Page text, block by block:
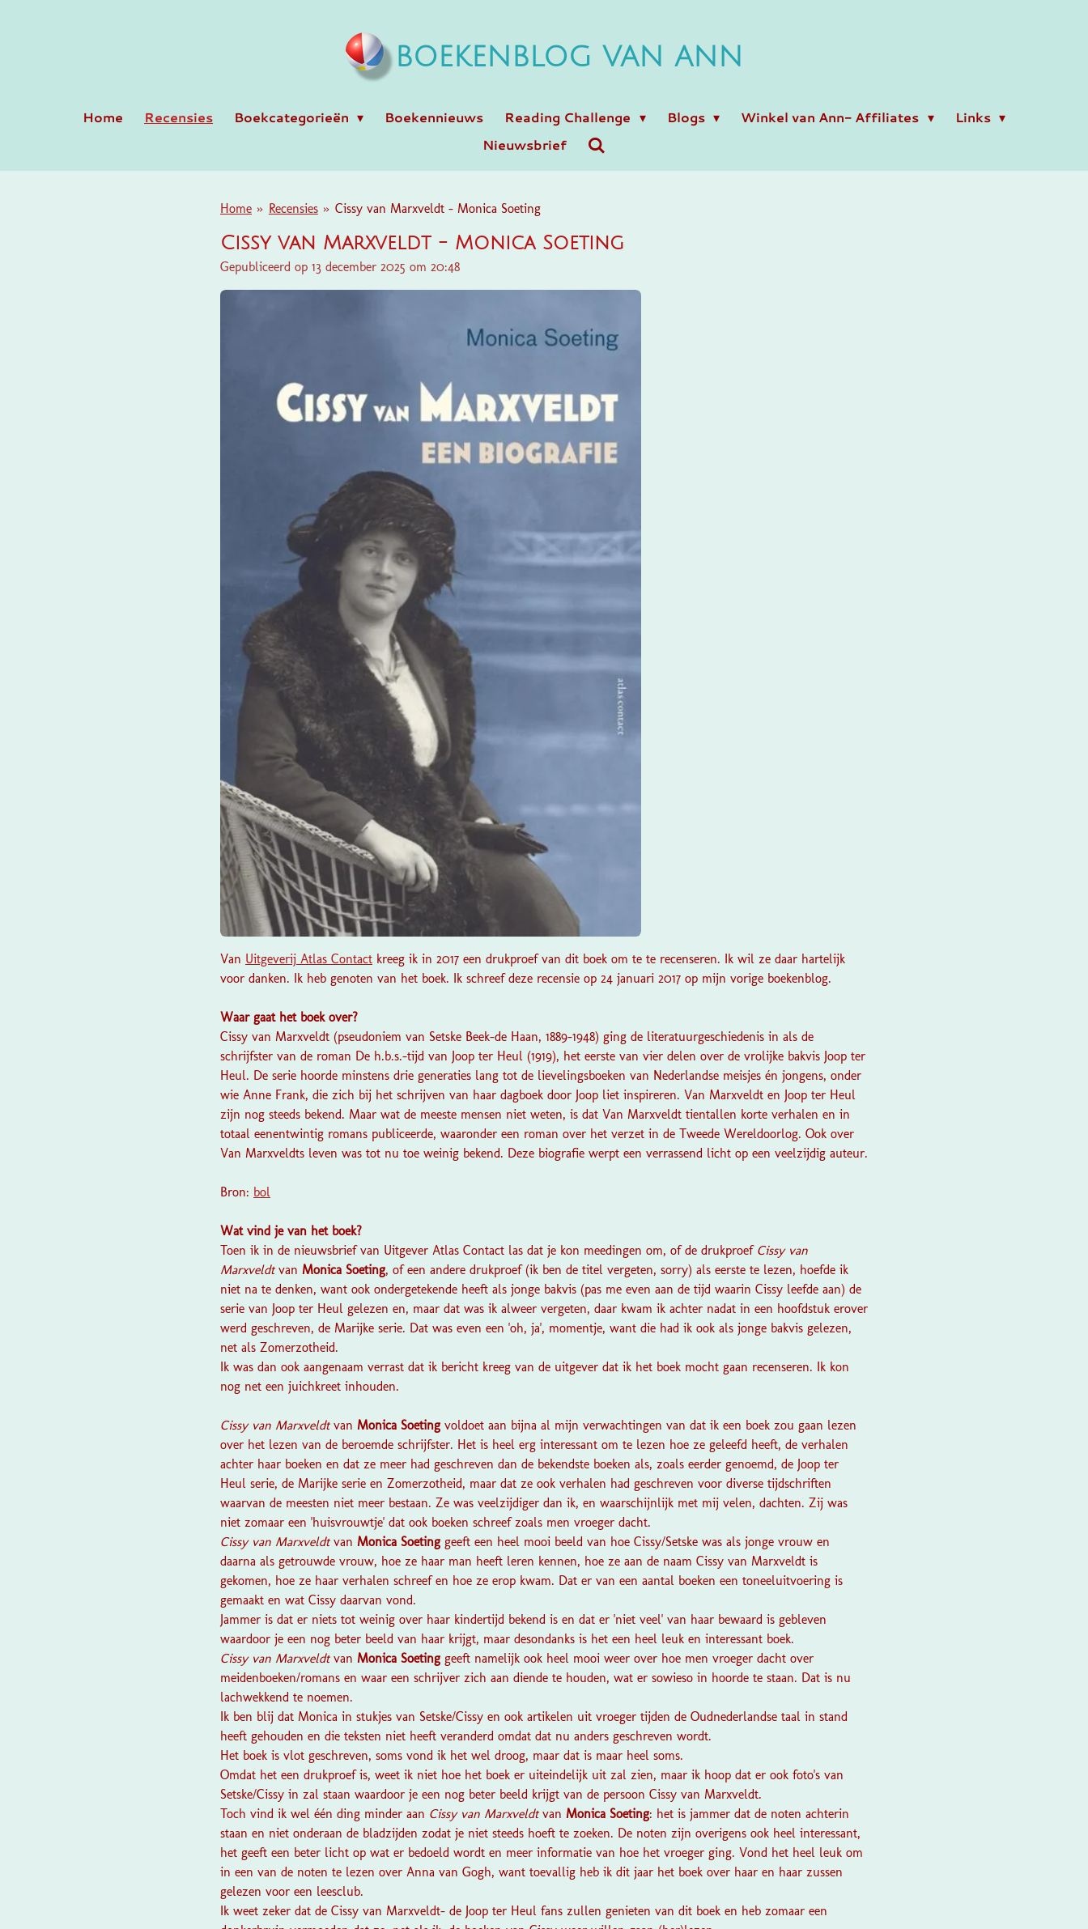
BOEKENBLOG VAN ANN
Home Recensies Boekcategorieën Boekennieuws Reading Challenge Blogs Winkel van Ann- Affiliates
Links
Nieuwsbrief
Home » Recensies » Cissy van Marxveldt - Monica Soeting
Cissy van Marxveldt - Monica Soeting
Gepubliceerd op 13 december 2025 om 20:48
Van Uitgeverij Atlas Contact kreeg ik in 2017 een drukproef van dit boek om te te recenseren. Ik wil ze daar hartelijk
voor danken. Ik heb genoten van het boek. Ik schreef deze recensie op 24 januari 2017 op mijn vorige boekenblog.
Waar gaat het boek over?
Cissy van Marxveldt (pseudoniem van Setske Beek-de Haan, 1889-1948) ging de literatuurgeschiedenis in als de
schrijfster van de roman De h.b.s.-tijd van Joop ter Heul (1919), het eerste van vier delen over de vrolijke bakvis Joop ter
Heul. De serie hoorde minstens drie generaties lang tot de lievelingsboeken van Nederlandse meisjes én jongens, onder
wie Anne Frank, die zich bij het schrijven van haar dagboek door Joop liet inspireren. Van Marxveldt en Joop ter Heul
zijn nog steeds bekend. Maar wat de meeste mensen niet weten, is dat Van Marxveldt tientallen korte verhalen en in
totaal eenentwintig romans publiceerde, waaronder een roman over het verzet in de Tweede Wereldoorlog. Ook over
Van Marxveldts leven was tot nu toe weinig bekend. Deze biografie werpt een verrassend licht op een veelzijdig auteur.
Bron: bol
Wat vind je van het boek?
Toen ik in de nieuwsbrief van Uitgever Atlas Contact las dat je kon meedingen om, of de drukproef Cissy van
Marxveldt van Monica Soeting, of een andere drukproef (ik ben de titel vergeten, sorry) als eerste te lezen, hoefde ik
niet na te denken, want ook ondergetekende heeft als jonge bakvis (pas me even aan de tijd waarin Cissy leefde aan) de
serie van Joop ter Heul gelezen en, maar dat was ik alweer vergeten, daar kwam ik achter nadat in een hoofdstuk erover
werd geschreven, de Marijke serie. Dat was even een 'oh, ja', momentje, want die had ik ook als jonge bakvis gelezen,
net als Zomerzotheid.
Ik was dan ook aangenaam verrast dat ik bericht kreeg van de uitgever dat ik het boek mocht gaan recenseren. Ik kon
nog net een juichkreet inhouden.
Cissy van Marxveldtvan Monica Soeting voldoet aan bijna al mijn verwachtingen van dat ik een boek zou gaan lezen
over het lezen van de beroemde schrijfster. Het is heel erg interessant om te lezen hoe ze geleefd heeft, de verhalen
achter haar boeken en dat ze meer had geschreven dan de bekendste boeken als, zoals eerder genoemd, de Joop ter
Heul serie, de Marijke serie en Zomerzotheid, maar dat ze ook verhalen had geschreven voor diverse tijdschriften
waarvan de meesten niet meer bestaan. Ze was veelzijdiger dan ik, en waarschijnlijk met mij velen, dachten. Zij was
niet zomaar een 'huisvrouwtje' dat ook boeken schreef zoals men vroeger dacht.
Cissy van Marxveldtvan Monica Soeting geeft een heel mooi beeld van hoe Cissy/Setske was als jonge vrouw en
daarna als getrouwde vrouw, hoe ze haar man heeft leren kennen, hoe ze aan de naam Cissy van Marxveldt is
gekomen, hoe ze haar verhalen schreef en hoe ze erop kwam. Dat er van een aantal boeken een toneeluitvoering is
gemaakt en wat Cissy daarvan vond.
Jammer is dat er niets tot weinig over haar kindertijd bekend is en dat er 'niet veel' van haar bewaard is gebleven
waardoor je een nog beter beeld van haar krijgt, maar desondanks is het een heel leuk en interessant boek.
Cissy van Marxveldtvan Monica Soeting geeft namelijk ook heel mooi weer over hoe men vroeger dacht over
meidenboeken/romans en waar een schrijver zich aan diende te houden, wat er sowieso in hoorde te staan. Dat is nu
lachwekkend te noemen.
Ik ben blij dat Monica in stukjes van Setske/Cissy en ook artikelen uit vroeger tijden de Oudnederlandse taal in stand
heeft gehouden en die teksten niet heeft veranderd omdat dat nu anders geschreven wordt.
Het boek is vlot geschreven, soms vond ik het wel droog, maar dat is maar heel soms.
Omdat het een drukproef is, weet ik niet hoe het boek er uiteindelijk uit zal zien, maar ik hoop dat er ook foto's van
Setske/Cissy in zal staan waardoor je een nog beter beeld krijgt van de persoon Cissy van Marxveldt.
Toch vind ik wel één ding minder aan Cissy van Marxveldtvan Monica Soeting: het is jammer dat de noten achterin
staan en niet onderaan de bladzijden zodat je niet steeds hoeft te zoeken. De noten zijn overigens ook heel interessant,
het geeft een beter licht op wat er bedoeld wordt en meer informatie van hoe het vroeger ging. Vond het heel leuk om
in een van de noten te lezen over Anna van Gogh, want toevallig heb ik dit jaar het boek over haar en haar zussen
gelezen voor een leesclub.
Ik weet zeker dat de Cissy van Marxveldt- de Joop ter Heul fans zullen genieten van dit boek en heb zomaar een